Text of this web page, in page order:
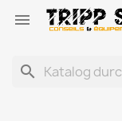

search